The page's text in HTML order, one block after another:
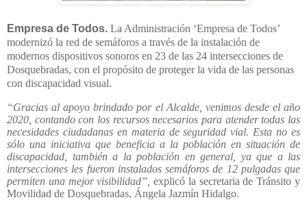
Empresa de Todos. La Administración ‘Empresa de Todos’
modernizó la red de semáforos a través de la instalación de
modernos dispositivos sonoros en 23 de las 24 intersecciones de
Dosquebradas, con el propósito de proteger la vida de las personas
con discapacidad visual.
“Gracias al apoyo brindado por el Alcalde, venimos desde el año
2020, contando con los recursos necesarios para atender todas las
necesidades ciudadanas en materia de seguridad vial. Esta no es
sólo una iniciativa que beneficia a la población en situación de
discapacidad, también a la población en general, ya que a las
intersecciones les fueron instalados semáforos de 12 pulgadas que
permiten una mejor visibilidad”, explicó la secretaria de Tránsito y
Movilidad de Dosquebradas, Ángela Jazmín Hidalgo.